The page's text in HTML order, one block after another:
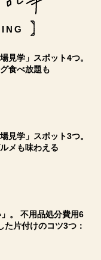
見学」スポット4つ。
食べ放題も
見学」スポット3つ。
メも味わえる
。 不用品処分費用6
片付けのコツ3つ：